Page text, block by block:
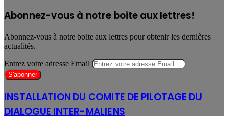
Abonnez-vous à notre boite aux lettres!
Abonnez-vous à notre boite aux lettres pour obtenir les dernières
actualités.
Entrez votre adresse Email
INSTALLATION DU COMITE DE PILOTAGE DU
DIALOGUE INTER-MALIENS